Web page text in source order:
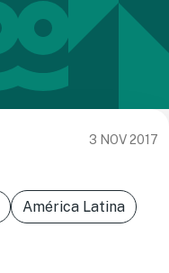
3 NOV 2017
América Latina